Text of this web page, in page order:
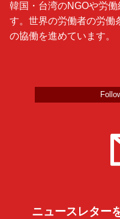
韓国・台湾のNGOや労
す。世界の労働者の労働
の協働を進めています。
ニュースレター